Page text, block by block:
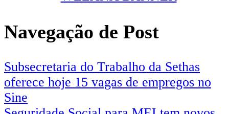
Navegação de Post
Subsecretaria do Trabalho da Sethas
oferece hoje 15 vagas de empregos no
Sine